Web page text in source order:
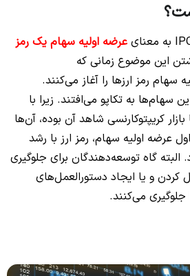
عرضه اولیه سهام یک رمز
این موضوع زمانی که
سهام رمز ارزها را آغاز می‌کنند.
سهام‌ها به تکاپو می‌افتند. زیرا با
کریپتوکارنسی شاهد آن بوده، آن‌ها
عرضه اولیه سهام، رمز ارز با رشد
البته گاه توسعه‌دهندگان برای جلوگیری
کردن و یا ایجاد دستورالعمل‌های